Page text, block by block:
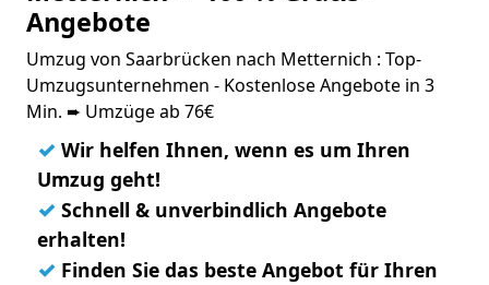
Angebote
Umzug von Saarbrücken nach Metternich : Top-
Umzugsunternehmen - Kostenlose Angebote in 3
Min. ➨ Umzüge ab 76€
✓ Wir helfen Ihnen, wenn es um Ihren
Umzug geht!
✓ Schnell & unverbindlich Angebote
erhalten!
✓ Finden Sie das beste Angebot für Ihren